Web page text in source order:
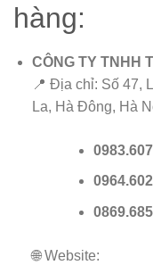
hàng:
CÔNG TY TNHH
📍 Địa chỉ: Số 47,
La, Hà Đông, Hà
🌐 Website: